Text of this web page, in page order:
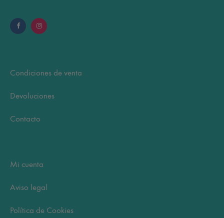
Condiciones de venta
Devoluciones
Contacto
Mi cuenta
Aviso legal
Política de Cookies